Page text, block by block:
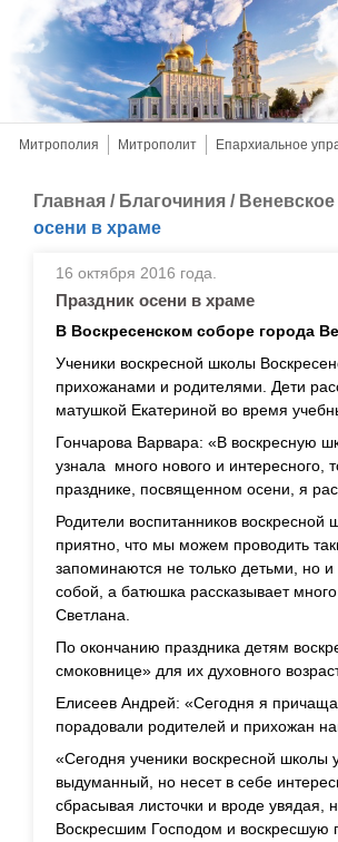
Митрополия Митрополит Епархиальное
Главная / Благочиния /
осени в храме
16 октября 2016 года.
Праздник осени в храме
В Воскресенском соборе города
Ученики воскресной школы
прихожанами и родителями. Дети
матушкой Екатериной во время
Гончарова Варвара: «В воскресную
узнала много нового и интересного,
празднике, посвященном осени, я
Родители воспитанников
приятно, что мы можем проводить
запоминаются не только детьми, но
собой, а батюшка рассказывает
Светлана.
По окончанию праздника детям
смоковнице» для их духовного
Елисеев Андрей: «Сегодня я
порадовали родителей и прихожан
«Сегодня ученики воскресной школы
выдуманный, но несет в себе
сбрасывая листочки и вроде
Воскресшим Господом и воскресшую